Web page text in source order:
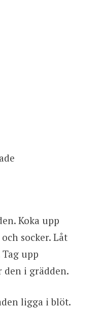
Koka upp
socker. Låt
upp
den i grädden.
ligga i blöt.